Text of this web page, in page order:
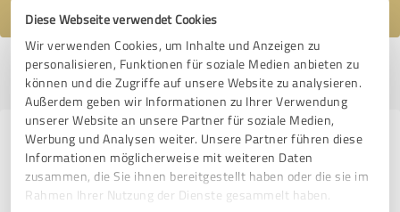
Diese Webseite verwendet Cookies
Wir verwenden Cookies, um Inhalte und Anzeigen zu
personalisieren, Funktionen für soziale Medien anbieten zu
können und die Zugriffe auf unsere Website zu analysieren.
Außerdem geben wir Informationen zu Ihrer Verwendung
unserer Website an unsere Partner für soziale Medien,
Werbung und Analysen weiter. Unsere Partner führen diese
Informationen möglicherweise mit weiteren Daten
zusammen, die Sie ihnen bereitgestellt haben oder die sie im
Rahmen Ihrer Nutzung der Dienste gesammelt haben.
Profil aktiv seit 07.05.2021 |Letzte Aktualisierung: 07.05.2021|Profil
melden
Erfahrungen zu weiteren
Anbietern aus dem Bereich IT-
Dienstleistungen